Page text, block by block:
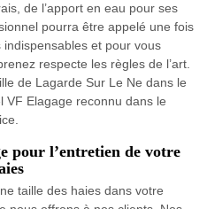
de l’apport en eau pour ses
pourra être appelé une fois
et pour vous
respecte les règles de l’art.
de Lagarde Sur Le Ne dans le
VF Elagage reconnu dans le
pour l’entretien de votre
taille des haies dans votre